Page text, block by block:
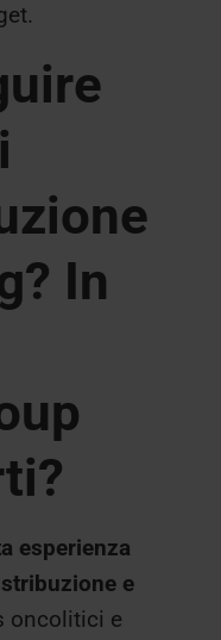
In
esperienza
e
oncolitici e